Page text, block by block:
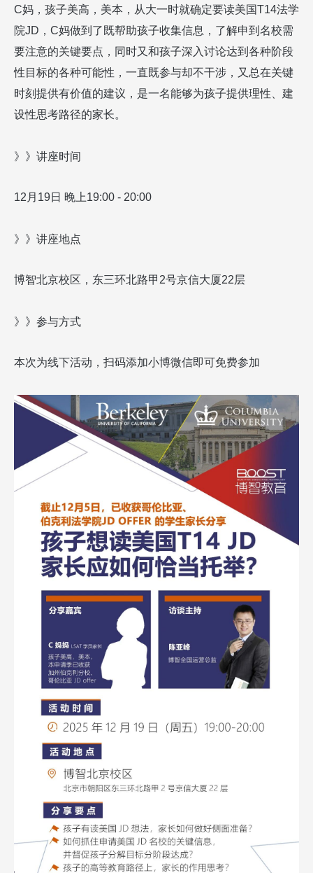
C妈，孩子美高，美本，从大一时就确定要读美国T14法学
院JD ， C妈做到了既帮助孩子收集信息，了解申到名校需
要注意的关键要点，同时又和孩子深入讨论达到各种阶段
性目标的各种可能性，一直既参与却不干涉，又总在关键
时刻提供有价值的建议，是一名能够为孩子提供理性、建
设性思考路径的家长。
》》讲座时间
12 月 19日 晚上19:00 - 20:00
》》讲座地点
博智北京校区，东三环北路甲 2号京信大厦22层
》》参与方式
本次为线下活动，扫码添加小博微信即可免费参加